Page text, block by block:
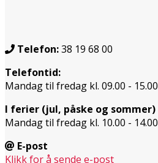
Telefon:38 19 68 00
Telefontid:
Mandag til fredag kl. 09.00 - 15.00
I ferier (jul, påske og sommer)
Mandag til fredag kl. 10.00 - 14.00
E-post
Klikk for å sende e-post